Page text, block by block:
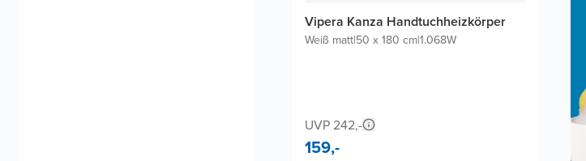
Vipera Kanza Handtuchheizkörper
Weiß matt|50 x 180 cm|1.068W
UVP 242,-
159,-